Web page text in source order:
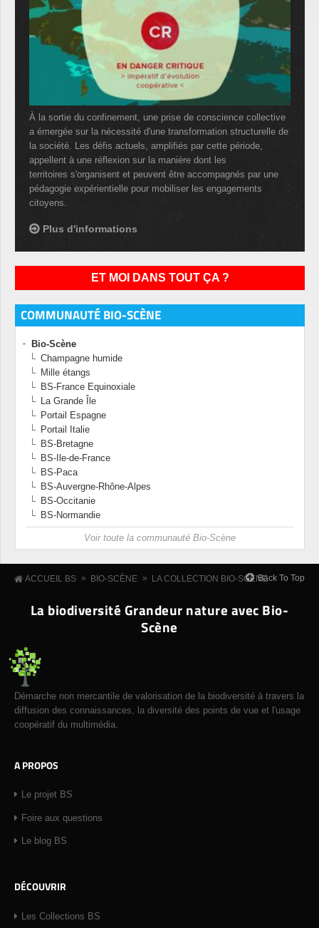
À la sortie du confinement, une prise de conscience collective
a émergée sur la nécessité d'une transformation structurelle de
la société. Les défis actuels, amplifiés par cette période,
appellent à une réflexion sur la manière dont les
territoires s'organisent et peuvent être accompagnés par une
pédagogie expérientielle pour mobiliser les engagements
citoyens.
Plus d'informations
ET MOI DANS TOUT ÇA ?
COMMUNAUTÉ BIO-SCÈNE
Bio-Scène
Champagne humide
Mille étangs
BS-France Equinoxiale
La Grande Île
Portail Espagne
Portail Italie
BS-Bretagne
BS-Ile-de-France
BS-Paca
BS-Auvergne-Rhône-Alpes
BS-Occitanie
BS-Normandie
Voir toute la communauté Bio-Scène
ACCUEIL BS » BIO-SCÈNE » LA COLLECTION BIO-SCÈNEBack To Top
La biodiversité Grandeur nature avec Bio-
Scène
Démarche non mercantile de valorisation de la biodiversité à travers la
diffusion des connaissances, la diversité des points de vue et l'usage
coopératif du multimédia.
A PROPOS
Le projet BS
Foire aux questions
Le blog BS
DÉCOUVRIR
Les Collections BS